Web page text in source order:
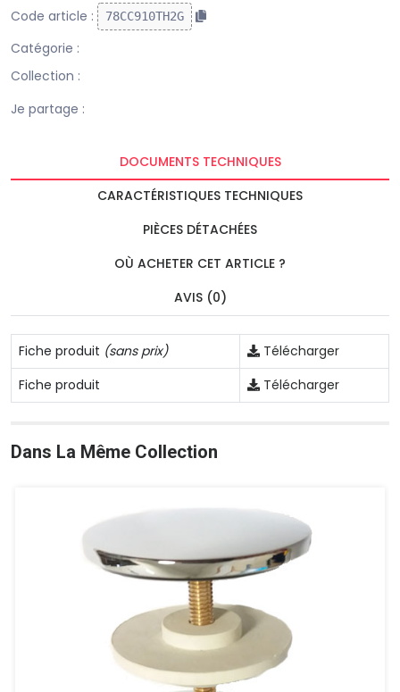
Code article : 78CC910TH2G
Catégorie :
Collection :
Je partage :
DOCUMENTS TECHNIQUES
CARACTÉRISTIQUES TECHNIQUES
PIÈCES DÉTACHÉES
OÙ ACHETER CET ARTICLE ?
AVIS (0)
Fiche produit (sans prix)
Télécharger
Fiche produit
Télécharger
Dans La Même Collection